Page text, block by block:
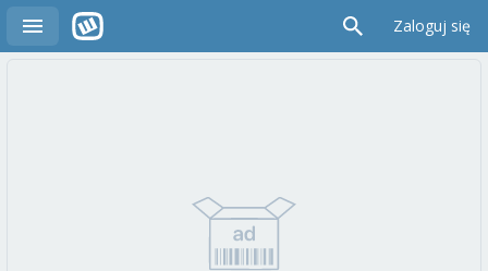
Zaloguj się